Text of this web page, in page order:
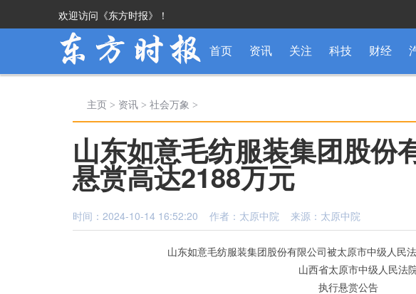
欢迎访问《东方时报》！
首页 资讯 关注 科技 财经
主页 > 资讯 > 社会万象 >
山东如意毛纺服装集团股份
悬赏高达2188万元
时间：2024-10-14 16:52:20 作者：太原中院 来源：太原中院
山东如意毛纺服装集团股份有限公司被太原市中级人民
山西省太原市中级人民法
执行悬赏公告